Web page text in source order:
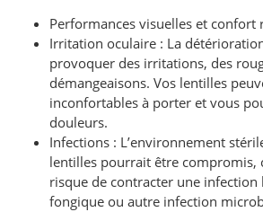
Performances visuelles et confort
Irritation oculaire : La
provoquer des irritations, des
démangeaisons. Vos lentilles
inconfortables à porter et vous
douleurs.
Infections : L’environnement
lentilles pourrait être compromis,
risque de contracter une infection
fongique ou autre infection